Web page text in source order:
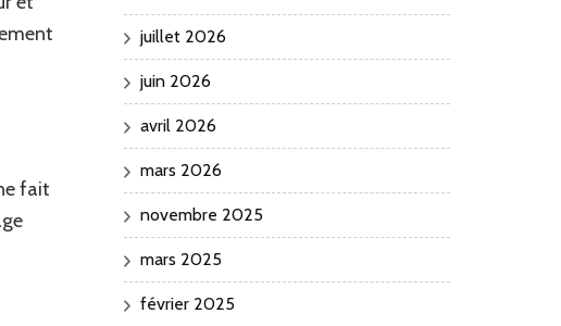
fait
juillet 2026
juin 2026
avril 2026
mars 2026
novembre 2025
mars 2025
février 2025